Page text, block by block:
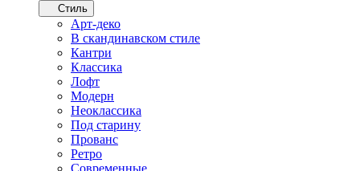
Стиль
Арт-деко
В скандинавском стиле
Кантри
Классика
Лофт
Модерн
Неоклассика
Под старину
Прованс
Ретро
Современные